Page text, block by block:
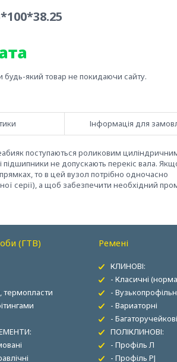
будь-який товар не покидаючи сайту.
Інформація для
поступаються роликовим
не допускають перекіс вала.
то в цей вузол потрібно одночасно
серії), а щоб забезпечити необхідний
(ГТВ)
термопласти
Ремені
КЛИНОВІ:
- Класичні
-
- Вариаторні
- Багаторучейкові
ПОЛІКЛИНОВІ:
- Профіль Л
- Профіль PJ